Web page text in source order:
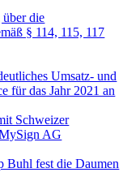
die
§ 114, 115, 117
Umsatz- und
für das Jahr 2021 an
Schweizer
AG
Buhl fest die Daumen